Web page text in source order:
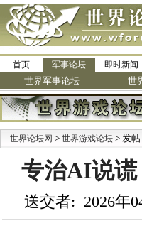
首页 军事论坛 即时新闻
世界军事论坛 世
世界论坛网 > 世界游戏论坛 > 发帖
专治AI说谎
送交者: 2026年